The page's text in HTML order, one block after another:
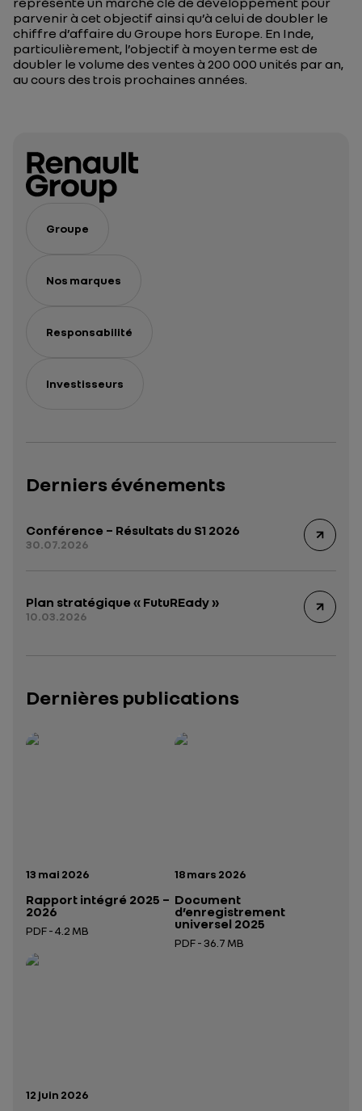
parvenir à cet objectif ainsi qu’à celui de doubler le
chiffre d’affaire du Groupe hors Europe. En Inde,
particulièrement, l’objectif à moyen terme est de
doubler le volume des ventes à 200 000 unités par an,
au cours des trois prochaines années.
Groupe
Nos marques
Responsabilité
Investisseurs
Derniers événements
Conférence – Résultats du S1 2026
30.07.2026
Plan stratégique « FutuREady »
10.03.2026
Dernières publications
Date de publication:
13 mai 2026
Rapport intégré 2025 –
2026
PDF - 4.2 MB
Ouverture dans un nouvel onglet
Rapport intégré 2025 – 2026— données structurées (JSON)
Date de publication:
18 mars 2026
Document
d’enregistrement
universel 2025
PDF - 36.7 MB
Date de publication:
12 juin 2026
Présentation institutionnelle 2026